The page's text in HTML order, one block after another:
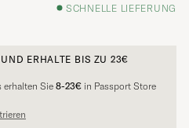
SCHNELLE LIEFERUNG
ERHALTE BIS ZU 23€
erhalten Sie 8-23€ in Passport Store